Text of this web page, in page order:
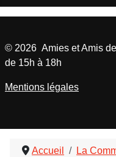
Accueil La
© 2026 Amies et Amis
de 15h à 18h
Mentions légales